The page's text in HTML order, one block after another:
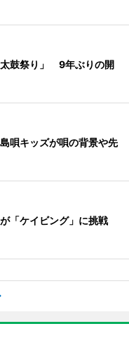
鼓祭り」 9年ぶりの開
唄キッズが唄の背景や先
「ケイビング」に挑戦